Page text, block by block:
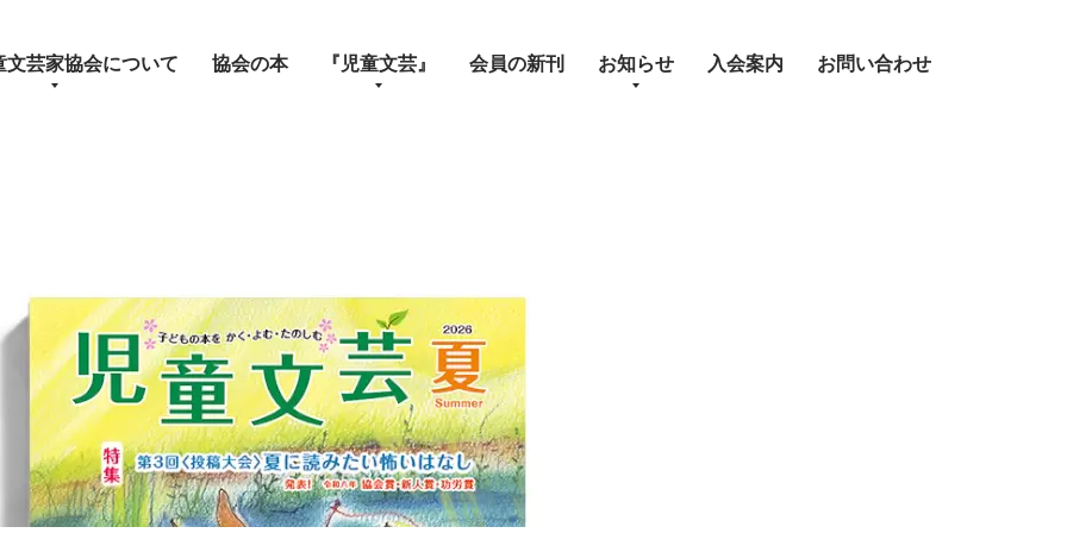
文芸家協会について 協会の本 『児童文芸』 会員の新刊 お知らせ 入会案内 お問い合わせ